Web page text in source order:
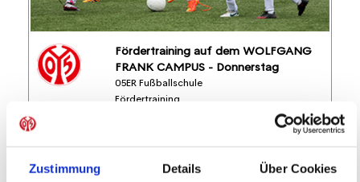
Zustimmung Details Über Cookies
Fördertraining auf dem WOLFGANG
FRANK CAMPUS - Donnerstag
05ER Fußballschule
Fördertraining
20.08.2026 bis 22.10.2026 (8 Termine)
FREIE PLÄTZE VORHANDEN